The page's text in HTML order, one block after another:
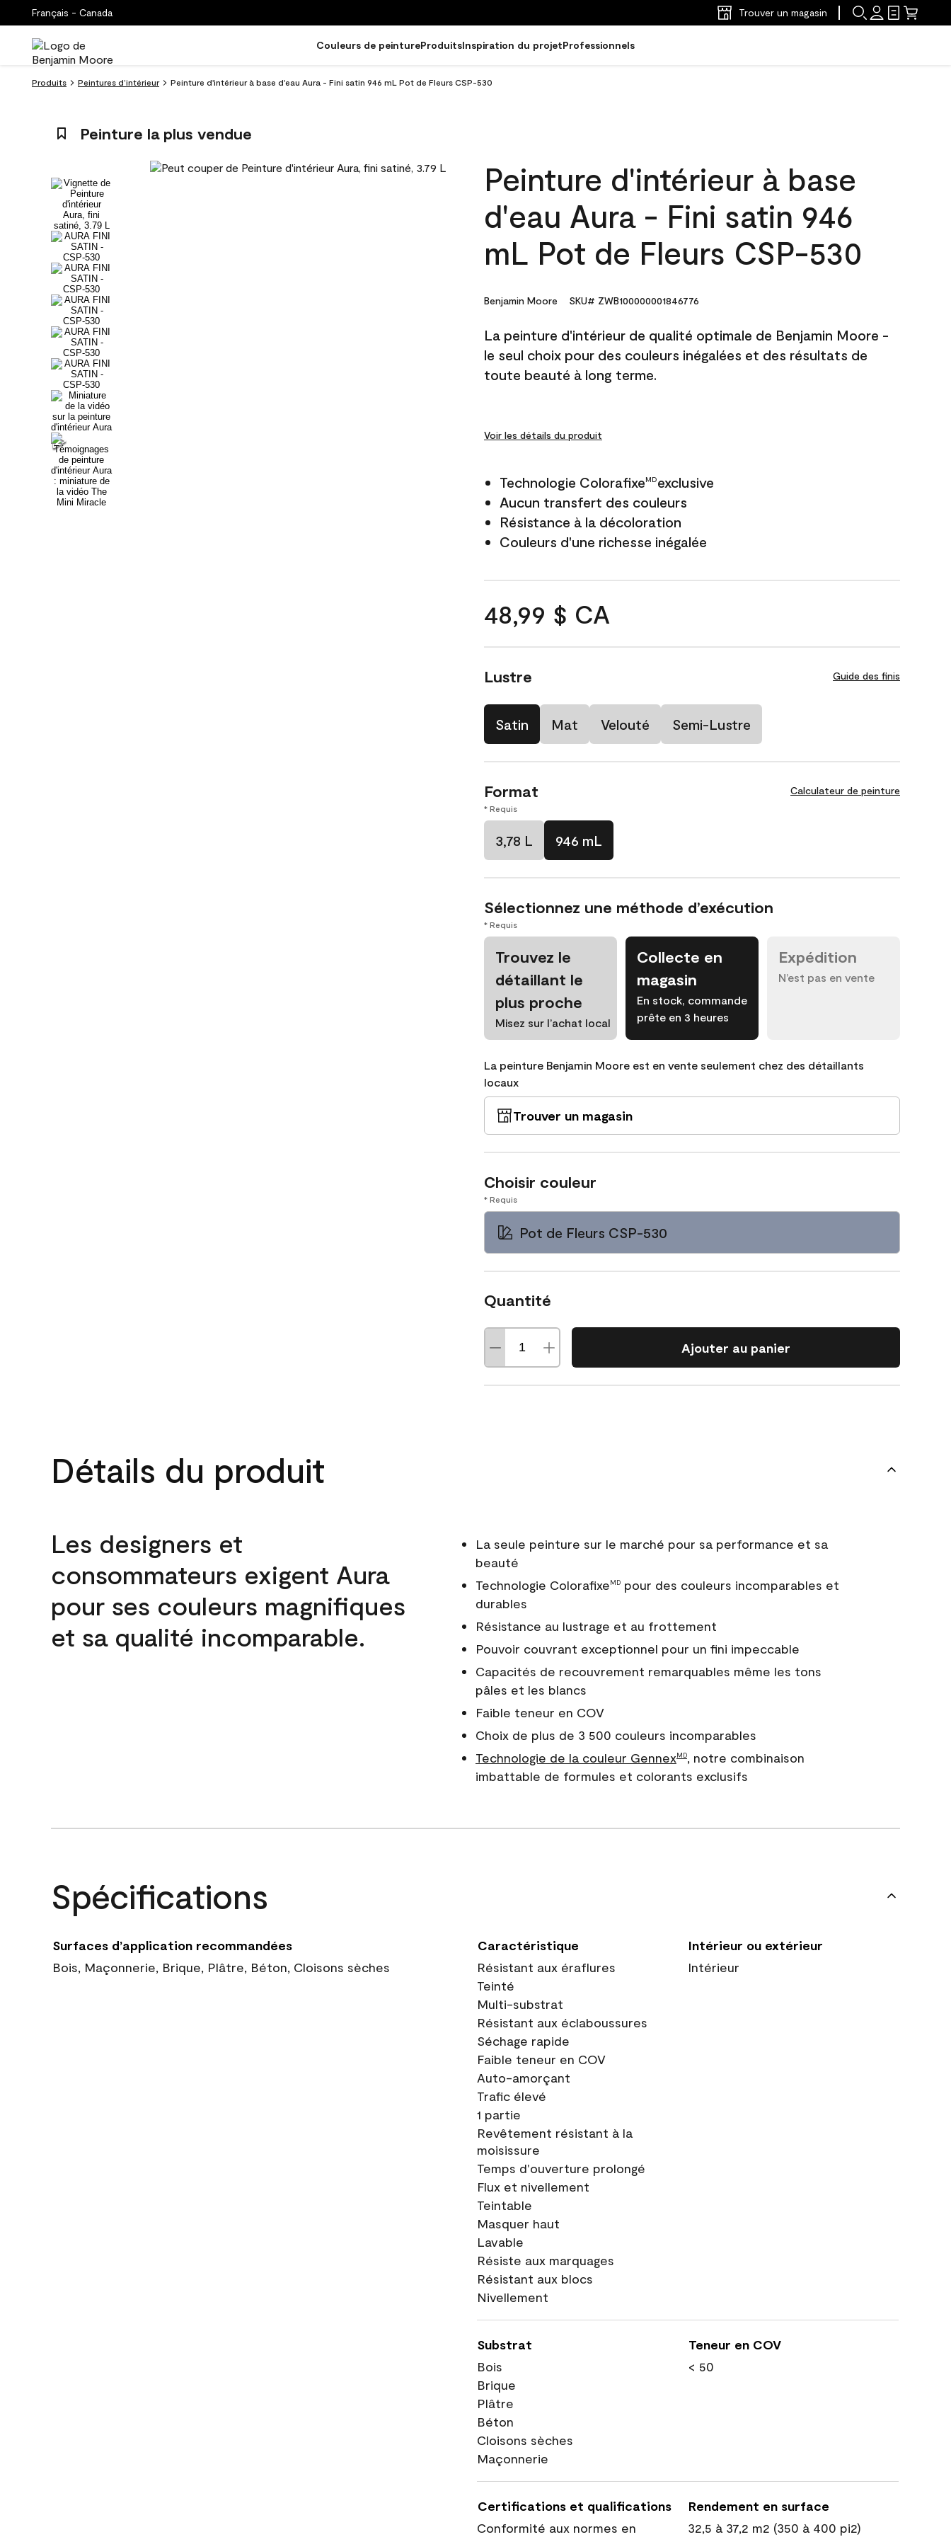
Français - Canada Trouver un magasin
Couleurs de peintureProduitsInspiration du projetProfessionnels
Produits Peintures d’intérieur Peinture d'intérieur à base d'eau Aura - Fini satin 946 mL Pot de Fleurs CSP-530
Peinture la plus vendue
Peinture d'intérieur à base
d'eau Aura - Fini satin 946
mL Pot de Fleurs CSP-530
Benjamin Moore SKU# ZWB100000001846776
La peinture d'intérieur de qualité optimale de Benjamin Moore -
le seul choix pour des couleurs inégalées et des résultats de
toute beauté à long terme.
Voir les détails du produit
Technologie ColorafixeMDexclusive
Aucun transfert des couleurs
Résistance à la décoloration
Couleurs d'une richesse inégalée
48,99 $ CA
Lustre Guide des finis
Satin Mat Velouté Semi-Lustre
Format Calculateur de peinture
* Requis
3,78 L 946 mL
Sélectionnez une méthode d’exécution
* Requis
Trouvez le
détaillant le
plus proche
Misez sur l’achat local
Collecte en
magasin
En stock, commande
prête en 3 heures
Expédition
N’est pas en vente
La peinture Benjamin Moore est en vente seulement chez des détaillants
locaux
Trouver un magasin
Choisir couleur
* Requis
Pot de Fleurs CSP-530
Quantité
Ajouter au panier
Détails du produit
Les designers et
consommateurs exigent Aura
pour ses couleurs magnifiques
et sa qualité incomparable.
La seule peinture sur le marché pour sa performance et sa
beauté
Technologie ColorafixeMDpour des couleurs incomparables et
durables
Résistance au lustrage et au frottement
Pouvoir couvrant exceptionnel pour un fini impeccable
Capacités de recouvrement remarquables même les tons
pâles et les blancs
Faible teneur en COV
Choix de plus de 3 500 couleurs incomparables
Technologie de la couleur GennexMD, notre combinaison
imbattable de formules et colorants exclusifs
Spécifications
Surfaces d’application recommandées
Bois, Maçonnerie, Brique, Plâtre, Béton, Cloisons sèches
Caractéristique
Résistant aux éraflures
Teinté
Multi-substrat
Résistant aux éclaboussures
Séchage rapide
Faible teneur en COV
Auto-amorçant
Trafic élevé
1 partie
Revêtement résistant à la
moisissure
Temps d'ouverture prolongé
Flux et nivellement
Teintable
Masquer haut
Lavable
Résiste aux marquages
Résistant aux blocs
Nivellement
Intérieur ou extérieur
Intérieur
Substrat
Bois
Brique
Plâtre
Béton
Cloisons sèches
Maçonnerie
Teneur en COV
< 50
Certifications et qualifications
Conformité aux normes en
Rendement en surface
32,5 à 37,2 m2 (350 à 400 pi2)